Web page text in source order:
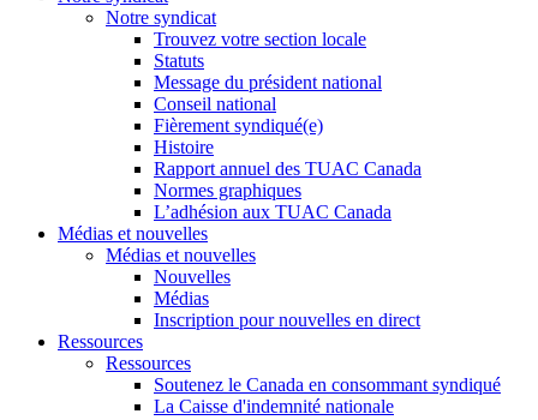
Notre syndicat
Trouvez votre section locale
Statuts
Message du président national
Conseil national
Fièrement syndiqué(e)
Histoire
Rapport annuel des TUAC Canada
Normes graphiques
L’adhésion aux TUAC Canada
Médias et nouvelles
Médias et nouvelles
Nouvelles
Médias
Inscription pour nouvelles en direct
Ressources
Ressources
Soutenez le Canada en consommant syndiqué
La Caisse d'indemnité nationale